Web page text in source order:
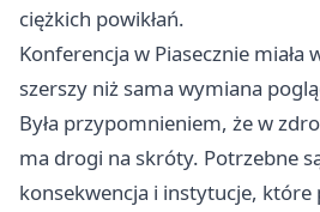
ciężkich powikłań.
Konferencja w Piasecznie miała
szerszy niż sama wymiana
Była przypomnieniem, że w
ma drogi na skróty. Potrzebne
konsekwencja i instytucje,